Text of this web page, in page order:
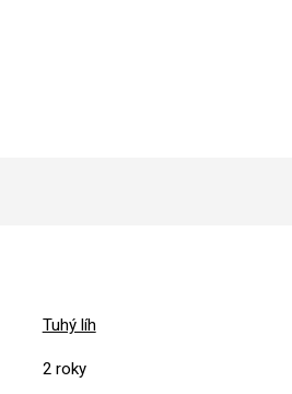
Tuhý líh
2 roky